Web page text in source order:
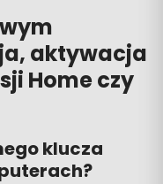
aktywacja
Home czy
klucza